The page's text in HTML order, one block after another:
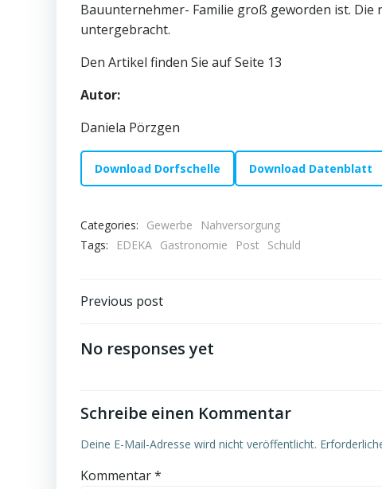
Bauunternehmer- Familie groß geworden ist. Die
untergebracht.
Den Artikel finden Sie auf Seite 13
Autor:
Daniela Pörzgen
Download Dorfschelle Download Datenblatt
Categories: Gewerbe
Nahversorgung
Tags:
EDEKA Gastronomie Post Schuld
Post
navigation
Previous post
No responses yet
Schreibe einen Kommentar
Deine E-Mail-Adresse wird nicht veröffentlicht.
Kommentar*